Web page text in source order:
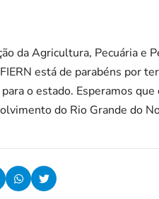
da Agricultura, Pecuária e
está de parabéns por
o estado. Esperamos
do Rio Grande do